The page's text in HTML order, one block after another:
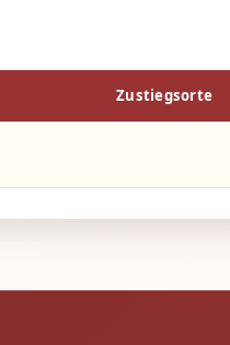
oder
Fall sein und der Preis
Zustiegsorte